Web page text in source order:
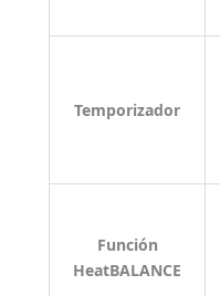
Temporizador
Función
HeatBALANCE